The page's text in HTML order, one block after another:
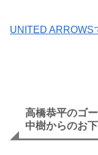
UNITED ARROWS
高橋恭平のゴ
中樹からのお